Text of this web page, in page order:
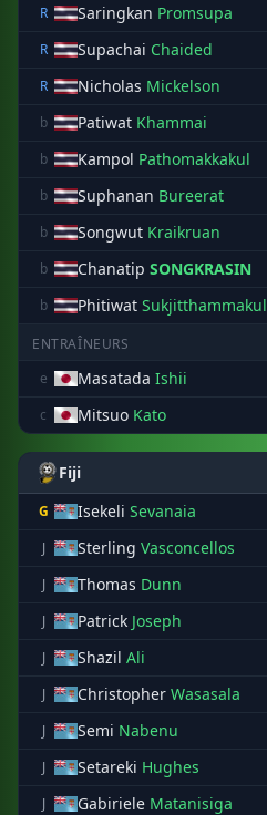
R
Saringkan Promsupa
R
Supachai Chaided
R
Nicholas Mickelson
b
Patiwat Khammai
b Kampol Pathomakkakul
b Suphanan Bureerat
b Songwut Kraikruan
b Chanatip SONGKRASIN
b Phitiwat Sukjitthammakul
ENTRAÎNEURS
e
Masatada Ishii
c Mitsuo Kato
Fiji
G Isekeli Sevanaia
J Sterling Vasconcellos
J Thomas Dunn
J Patrick Joseph
J Shazil Ali
J
Christopher Wasasala
J
Semi Nabenu
J
Setareki Hughes
J
Gabiriele Matanisiga